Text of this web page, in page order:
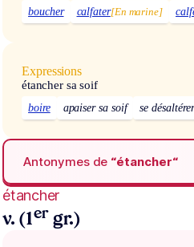
boucher calfater[En marine]
Expressions
étancher sa soif
boire apaiser sa soif se désaltérer
Antonymes de “étancher“
étancher
v. (1er gr.)